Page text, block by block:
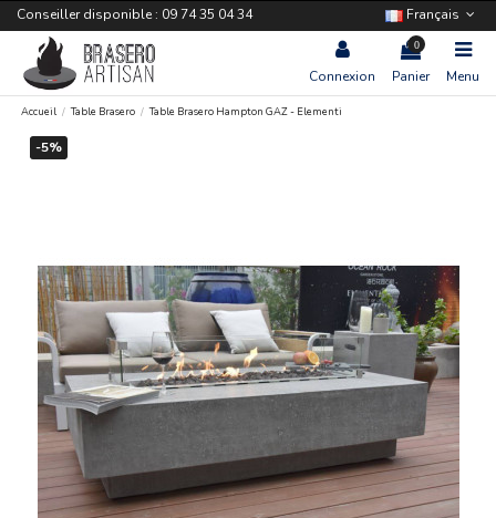
Conseiller disponible : 09 74 35 04 34 Français
Connexion
0
Panier Menu
Accueil Table Brasero Table Brasero Hampton GAZ - Elementi
-5%